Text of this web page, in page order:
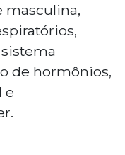
masculina,
de hormônios,
e